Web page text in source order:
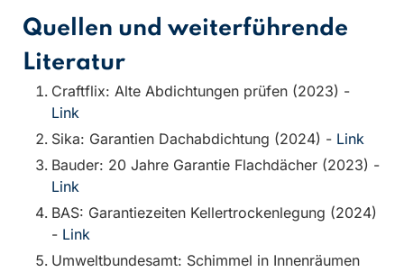
Quellen und weiterführende
Literatur
Craftflix: Alte Abdichtungen prüfen (2023) -
Link
Sika: Garantien Dachabdichtung (2024) - Link
Bauder: 20 Jahre Garantie Flachdächer (2023) -
Link
BAS: Garantiezeiten Kellertrockenlegung (2024)
- Link
Umweltbundesamt: Schimmel in Innenräumen